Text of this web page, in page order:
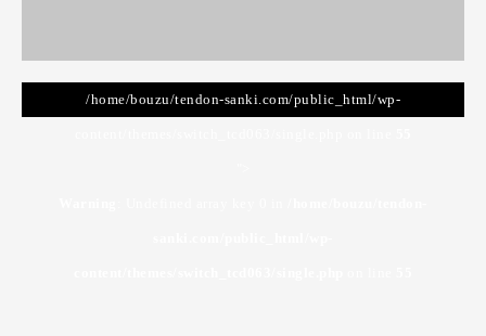
/home/bouzu/tendon-sanki.com/public_html/wp-